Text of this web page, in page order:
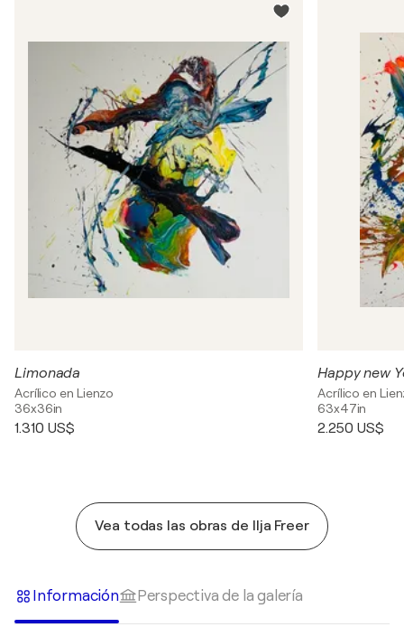
Limonada
Acrílico en Lienzo
36x36in
1.310 US$
Happy new
Acrílico en
63x47in
2.250 US$
Vea todas las obras de Ilja Freer
Información Perspectiva de la galería